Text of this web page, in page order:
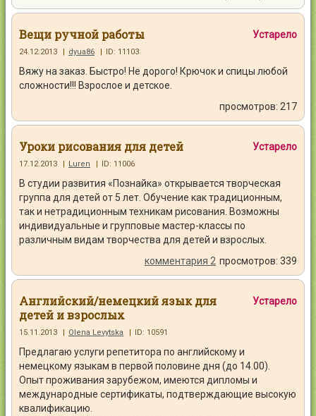
Устарело
Вещи ручной работы
24.12.2013 | dyua86 | ID: 11103
Вяжу на заказ. Быстро! Не дорого! Крючок и спицы любой
сложности!!! Взрослое и детское.
просмотров: 217
Устарело
Уроки рисования для детей
17.12.2013 | Luren | ID: 11006
В студии развития «Познайка» открывается творческая
группа для детей от 5 лет. Обучение как традиционным,
так и нетрадиционным техникам рисования. Возможны
индивидуальные и групповые мастер-классы по
различным видам творчества для детей и взрослых.
просмотров: 339
комментария 2
Устарело
Английский/немецкий язык для
детей и взрослых
15.11.2013 | Olena Levytska | ID: 10591
Предлагаю услуги репетитора по английскому и
немецкому языкам в первой половине дня (до 14.00).
Опыт проживания зарубежом, имеются дипломы и
международные сертификаты, подтверждающие высокую
квалификацию.